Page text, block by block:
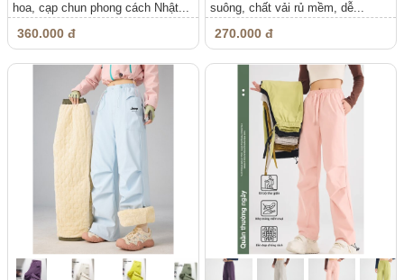
hoa, cạp chun phong cách Nhật...
360.000 đ
suông, chất vải rủ mềm, dễ...
270.000 đ